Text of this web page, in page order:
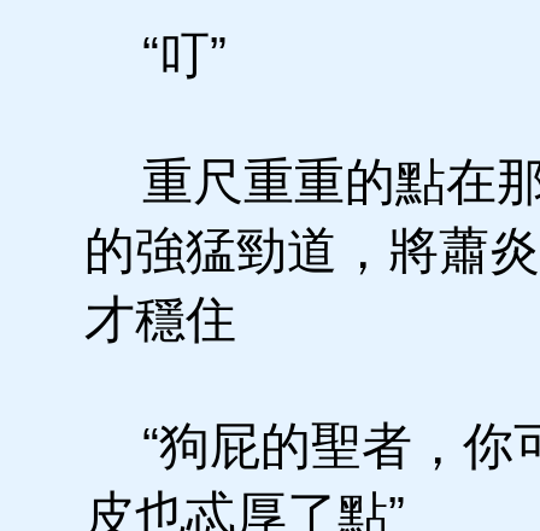
“叮”
重尺重重的點在
的強猛勁道，將蕭
才穩住
“狗屁的聖者，你
皮也忒厚了點”